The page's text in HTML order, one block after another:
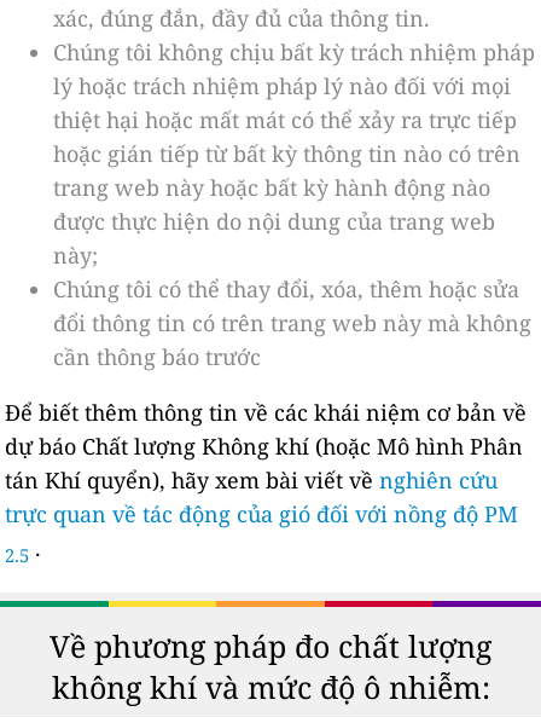
xác, đúng đắn, đầy đủ của thông tin.
Chúng tôi không chịu bất kỳ trách nhiệm pháp
lý hoặc trách nhiệm pháp lý nào đối với mọi
thiệt hại hoặc mất mát có thể xảy ra trực tiếp
hoặc gián tiếp từ bất kỳ thông tin nào có trên
trang web này hoặc bất kỳ hành động nào
được thực hiện do nội dung của trang web
này;
Chúng tôi có thể thay đổi, xóa, thêm hoặc sửa
đổi thông tin có trên trang web này mà không
cần thông báo trước
Để biết thêm thông tin về các khái niệm cơ bản về
dự báo Chất lượng Không khí (hoặc Mô hình Phân
tán Khí quyển), hãy xem bài viết vềnghiên cứu
trực quan về tác động của gió đối với nồng độ PM
2.5 .
Về phương pháp đo chất lượng
không khí và mức độ ô nhiễm: